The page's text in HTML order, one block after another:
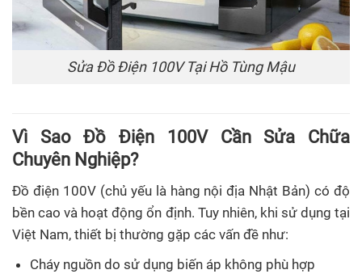
Sửa Đồ Điện 100V Tại Hồ Tùng Mậu
Vì Sao Đồ Điện 100V Cần Sửa Chữa
Chuyên Nghiệp?
Đồ điện 100V (chủ yếu là hàng nội địa Nhật Bản) có độ
bền cao và hoạt động ổn định. Tuy nhiên, khi sử dụng tại
Việt Nam, thiết bị thường gặp các vấn đề như:
Cháy nguồn do sử dụng biến áp không phù hợp